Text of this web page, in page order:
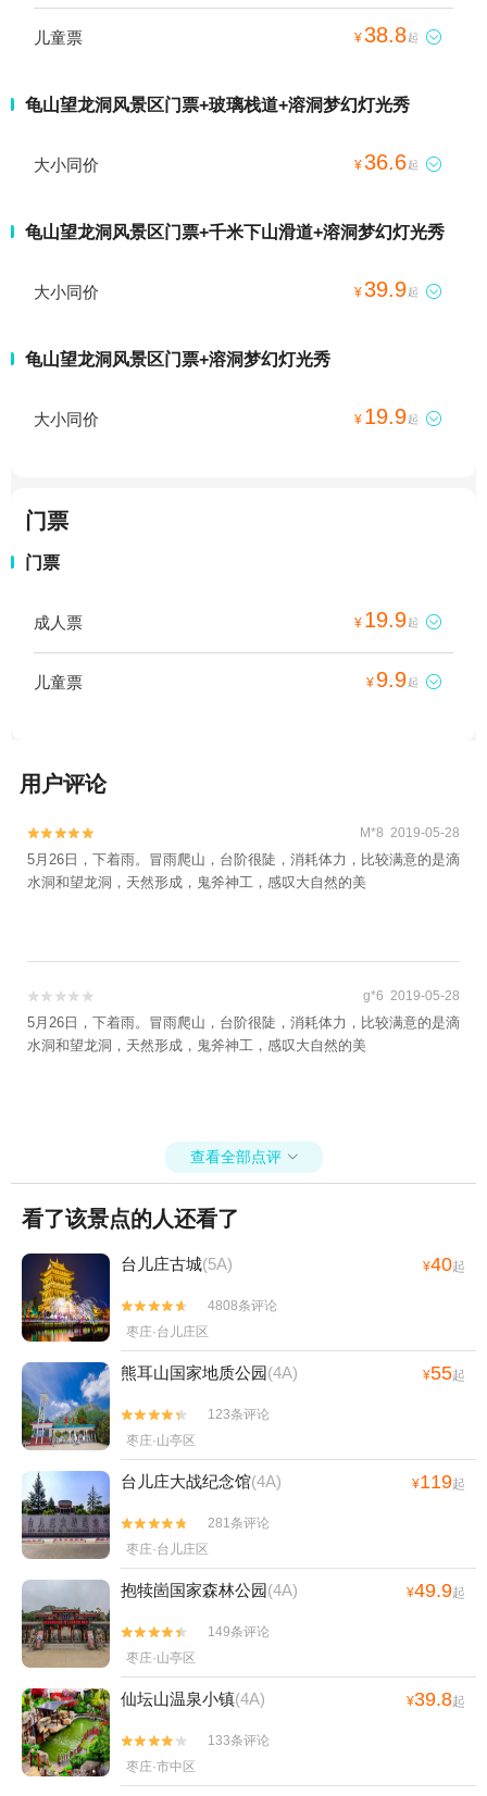
儿童票 ¥38.8起 
龟山望龙洞风景区门票+玻璃栈道+溶洞梦幻灯光秀
大小同价 ¥36.6起 
龟山望龙洞风景区门票+千米下山滑道+溶洞梦幻灯光秀
大小同价 ¥39.9起 
龟山望龙洞风景区门票+溶洞梦幻灯光秀
大小同价 ¥ 19.9起 
门票
门票
成人票 ¥ 19.9起 
儿童票 ¥ 9.9起 
用户评论

 M*8 2019-05-28
5月26日，下着雨。冒雨爬山，台阶很陡，消耗体力，比较满意的是滴
水洞和望龙洞，天然形成，鬼斧神工，感叹大自然的美

 g*6 2019-05-28
5月26日，下着雨。冒雨爬山，台阶很陡，消耗体力，比较满意的是滴
水洞和望龙洞，天然形成，鬼斧神工，感叹大自然的美
查看全部点评 
看了该景点的人还看了
台儿庄古城(5A) ¥40起


4808条评论
枣庄·台儿庄区
熊耳山国家地质公园(4A) ¥55起


123条评论
枣庄·山亭区
台儿庄大战纪念馆(4A) ¥119起


281条评论
枣庄·台儿庄区
抱犊崮国家森林公园(4A) ¥49.9起


149条评论
枣庄·山亭区
仙坛山温泉小镇(4A) ¥39.8起


133条评论
枣庄·市中区